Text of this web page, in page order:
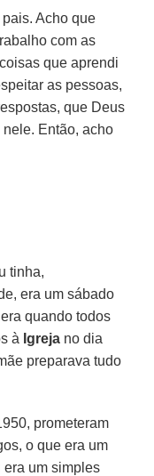
Acho que
com as
que aprendi
as pessoas,
que Deus
Então, acho
tinha,
era um sábado
quando todos
à Igreja no dia
preparava tudo
prometeram
o que era um
era um simples